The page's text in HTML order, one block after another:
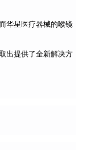
华星医疗器械的喉镜
出提供了全新解决方